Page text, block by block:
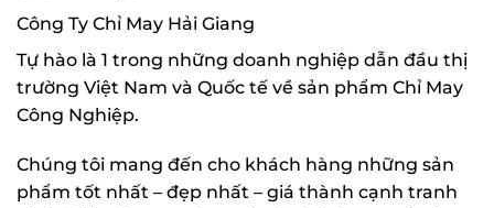
Công Ty Chỉ May Hải Giang
Tự hào là 1 trong những doanh nghiệp dẫn đầu thị
trường Việt Nam và Quốc tế về sản phẩm Chỉ May
Công Nghiệp.
Chúng tôi mang đến cho khách hàng những sản
phẩm tốt nhất – đẹp nhất – giá thành cạnh tranh